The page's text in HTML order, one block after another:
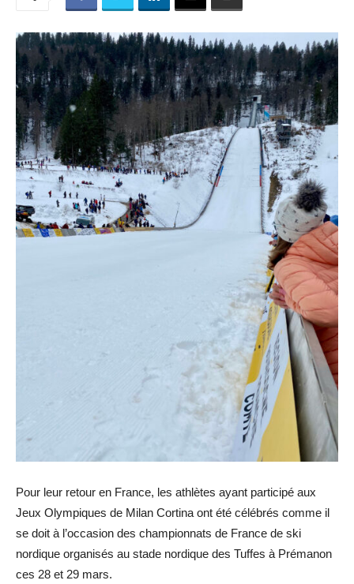
Pour leur retour en France, les athlètes ayant participé aux
Jeux Olympiques de Milan Cortina ont été célébrés comme il
se doit à l’occasion des championnats de France de ski
nordique organisés au stade nordique des Tuffes à Prémanon
ces 28 et 29 mars.